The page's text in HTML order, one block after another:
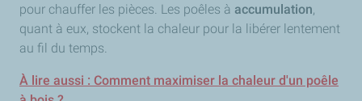
pour chauffer les pièces. Les poêles à accumulation,
quant à eux, stockent la chaleur pour la libérer lentement
au fil du temps.
À lire aussi : Comment maximiser la chaleur d'un poêle